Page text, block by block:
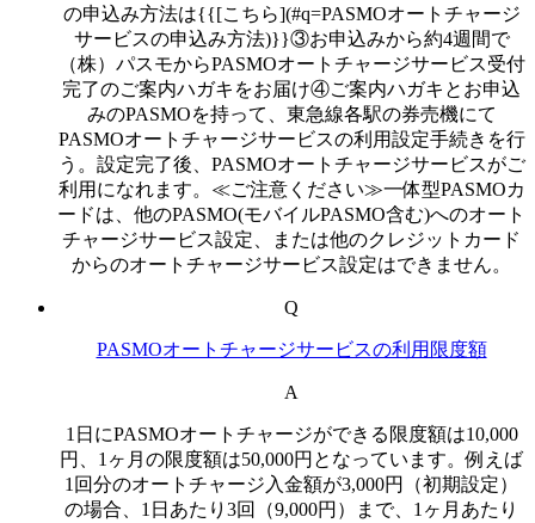
の申込み方法は{{[こちら](#q=PASMOオートチャージ
サービスの申込み方法)}}③お申込みから約4週間で
（株）パスモからPASMOオートチャージサービス受付
完了のご案内ハガキをお届け④ご案内ハガキとお申込
みのPASMOを持って、東急線各駅の券売機にて
PASMOオートチャージサービスの利用設定手続きを行
う。設定完了後、PASMOオートチャージサービスがご
利用になれます。≪ご注意ください≫一体型PASMOカ
ードは、他のPASMO(モバイルPASMO含む)へのオート
チャージサービス設定、または他のクレジットカード
からのオートチャージサービス設定はできません。
Q
PASMOオートチャージサービスの利用限度額
A
1日にPASMOオートチャージができる限度額は10,000
円、1ヶ月の限度額は50,000円となっています。例えば
1回分のオートチャージ入金額が3,000円（初期設定）
の場合、1日あたり3回（9,000円）まで、1ヶ月あたり